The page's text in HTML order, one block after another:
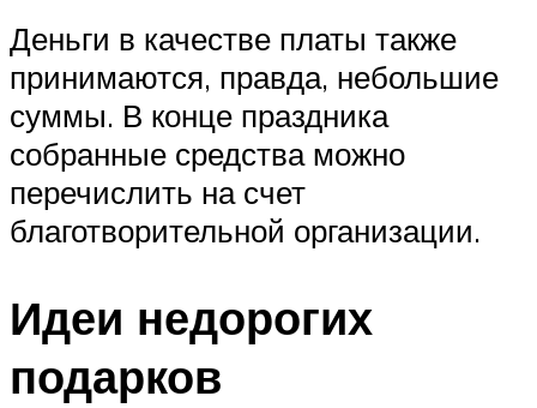
Деньги в качестве платы также
принимаются, правда, небольшие
суммы. В конце праздника
собранные средства можно
перечислить на счет
благотворительной организации.
Идеи недорогих
подарков